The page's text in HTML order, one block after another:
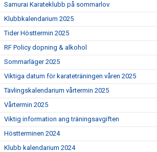
Samurai Karateklubb på sommarlov
Klubbkalendarium 2025
Tider Hösttermin 2025
RF Policy dopning & alkohol
Sommarläger 2025
Viktiga datum för karateträningen våren 2025
Tävlingskalendarium vårtermin 2025
Vårtermin 2025
Viktig information ang träningsavgiften
Höstterminen 2024
Klubb kalendarium 2024